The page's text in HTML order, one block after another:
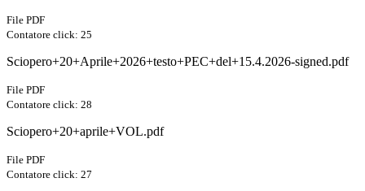
File PDF
Contatore click: 25
Sciopero+20+Aprile+2026+testo+PEC+del+15.4.2026-signed.pdf
File PDF
Contatore click: 28
Sciopero+20+aprile+VOL.pdf
File PDF
Contatore click: 27